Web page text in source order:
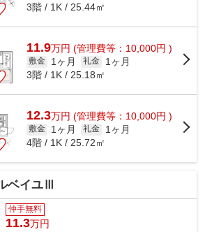
3階 / 1K / 25.44㎡
11.9万円 (管理費等：10,000円 )
敷金 1ヶ月 礼金
1ヶ月
3階 / 1K / 25.18㎡
12.3万円 (管理費等：10,000円 )
敷金 1ヶ月 礼金
1ヶ月
4階 / 1K / 25.72㎡
ベイユⅢ
仲手無料
11.3万円